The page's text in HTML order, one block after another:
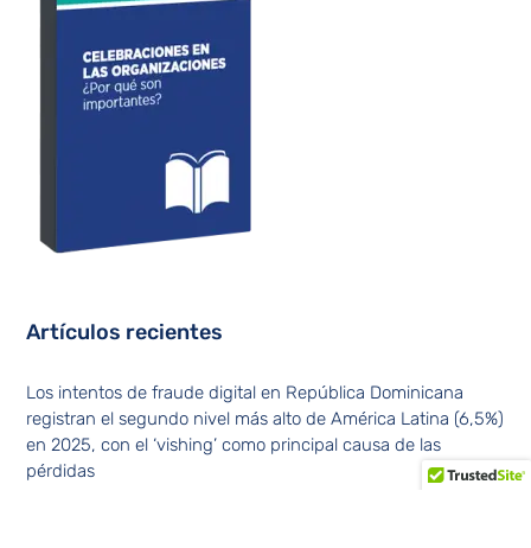
Artículos recientes
Los intentos de fraude digital en República Dominicana
registran el segundo nivel más alto de América Latina (6,5%)
en 2025, con el ‘vishing’ como principal causa de las
pérdidas